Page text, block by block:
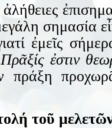
σημασία
ἐμεῖς
Πρᾶξίς ἐστιν
πράξη
τοῦ